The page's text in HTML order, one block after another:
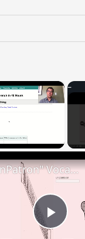
×
Play
"BonPatron" Vocabulary - Clothing